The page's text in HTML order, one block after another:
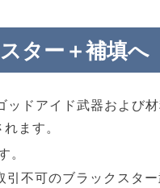
ター＋補填へ
ドアイド武器および
ます。
不可のブラックスタ